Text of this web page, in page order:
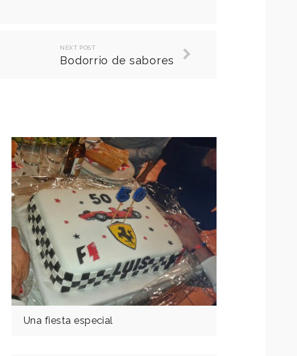
NEXT POST
Bodorrio de sabores
Una fiesta especial